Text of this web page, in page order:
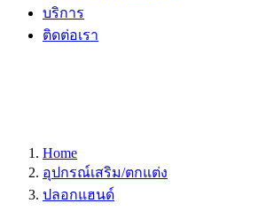
บริการ
ติดต่อเรา
Home
อุปกรณ์เสริม/ตกแต่ง
ปลอกแฮนด์